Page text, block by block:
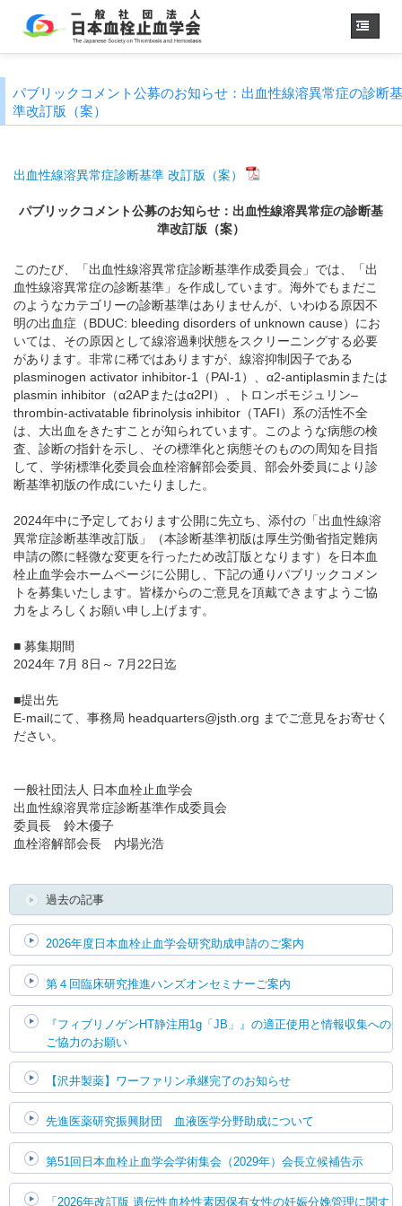
学会概要・理事長挨拶
各種委員会
認定技師制度
学術集会
会員専用
事務手続き （入退会・変更）
リンク
English
パブリックコメント公募のお知らせ：出血性線溶異常症の診断基
準改訂版（案）
出血性線溶異常症診断基準 改訂版（案）
パブリックコメント公募のお知らせ：出血性線溶異常症の診断基
準改訂版（案）
このたび、「出血性線溶異常症診断基準作成委員会」では、「出
血性線溶異常症の診断基準」を作成しています。海外でもまだこ
のようなカテゴリーの診断基準はありませんが、いわゆる原因不
明の出血症（BDUC: bleeding disorders of unknown cause）にお
いては、その原因として線溶過剰状態をスクリーニングする必要
があります。非常に稀ではありますが、線溶抑制因子である
plasminogen activator inhibitor-1（PAI-1）、α2-antiplasminまたは
plasmin inhibitor（α2APまたはα2PI）、トロンボモジュリン–
thrombin-activatable fibrinolysis inhibitor（TAFI）系の活性不全
は、大出血をきたすことが知られています。このような病態の検
査、診断の指針を示し、その標準化と病態そのものの周知を目指
して、学術標準化委員会血栓溶解部会委員、部会外委員により診
断基準初版の作成にいたりました。
2024年中に予定しております公開に先立ち、添付の「出血性線溶
異常症診断基準改訂版」（本診断基準初版は厚生労働省指定難病
申請の際に軽微な変更を行ったため改訂版となります）を日本血
栓止血学会ホームページに公開し、下記の通りパブリックコメン
トを募集いたします。皆様からのご意見を頂戴できますようご協
力をよろしくお願い申し上げます。
■ 募集期間
2024年 7月 8日～ 7月22日迄
■提出先
E-mailにて、事務局 headquarters@jsth.org までご意見をお寄せく
ださい。
一般社団法人 日本血栓止血学会
出血性線溶異常症診断基準作成委員会
委員長 鈴木優子
血栓溶解部会長 内場光浩
過去の記事
2026年度日本血栓止血学会研究助成申請のご案内
第４回臨床研究推進ハンズオンセミナーご案内
『フィブリノゲンHT静注用1g「JB」』の適正使用と情報収集への
ご協力のお願い
【沢井製薬】ワーファリン承継完了のお知らせ
先進医薬研究振興財団 血液医学分野助成について
第51回日本血栓止血学会学術集会（2029年）会長立候補告示
「2026年改訂版 遺伝性血栓性素因保有女性の妊娠分娩管理に関す